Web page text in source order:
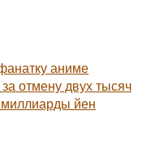
аниме
отмену двух тысяч
миллиарды йен